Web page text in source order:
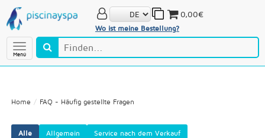
Menú
Wo ist meine Bestellung?
0,00€
Home FAQ - Häufig gestellte Fragen
Alle Allgemein
Service nach dem Verkauf